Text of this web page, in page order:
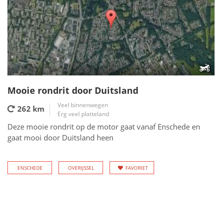
Mooie rondrit door Duitsland
262 km
Veel binnenwegen
Erg veel platteland
Deze mooie rondrit op de motor gaat vanaf Enschede en
gaat mooi door Duitsland heen
ENSCHEDE OVERIJSSEL FAVORIET